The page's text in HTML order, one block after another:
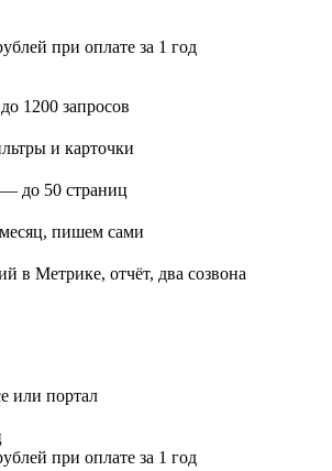
при оплате за 1 год
1200 запросов
и карточки
до 50 страниц
пишем сами
в Метрике, отчёт, два созвона
или портал
при оплате за 1 год